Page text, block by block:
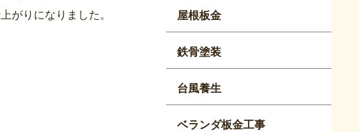
がりになりました。
屋根板金
鉄骨塗装
台風養生
ベランダ板金工事